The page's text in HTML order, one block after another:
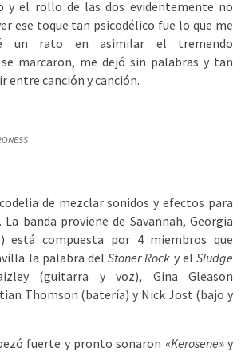
y el rollo de las dos evidentemente no
ese toque tan psicodélico fue lo que me
un rato en asimilar el tremendo
marcaron, me dejó sin palabras y tan
entre canción y canción.
de mezclar sonidos y efectos para
banda proviene de Savannah, Georgia
está compuesta por 4 miembros que
la palabra delStoner Rock y elSludge
(guitarra y voz), Gina Gleason
Thomson (batería) y Nick Jost (bajo y
fuerte y pronto sonaron «Kerosene» y